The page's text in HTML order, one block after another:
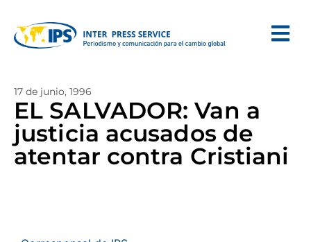
17 de junio, 1996
EL SALVADOR: Van a
justicia acusados de
atentar contra Cristiani